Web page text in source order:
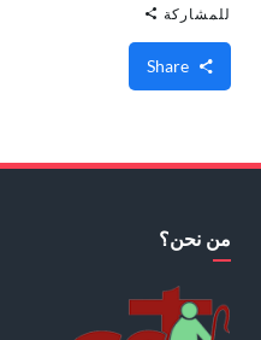
للمشاركة
من نحن؟